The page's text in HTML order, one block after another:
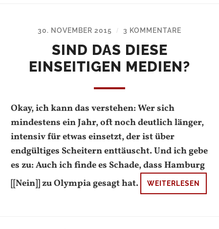
30. NOVEMBER 2015 / 3 KOMMENTARE
SIND DAS DIESE
EINSEITIGEN MEDIEN?
Okay, ich kann das verstehen: Wer sich
mindestens ein Jahr, oft noch deutlich länger,
intensiv für etwas einsetzt, der ist über
endgültiges Scheitern enttäuscht. Und ich gebe
es zu: Auch ich finde es Schade, dass Hamburg
[[Nein]] zu Olympia gesagt hat.
WEITERLESEN